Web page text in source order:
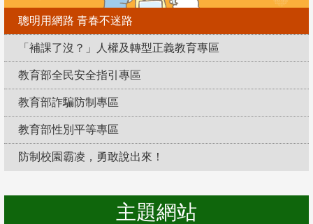
聰明用網路 青春不迷路
「補課了沒？」人權及轉型正義教育專區
教育部全民安全指引專區
教育部詐騙防制專區
教育部性別平等專區
防制校園霸凌，勇敢說出來！
主題網站